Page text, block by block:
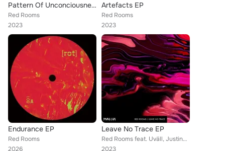
Pattern Of Unconciousness
Red Rooms
2023
Artefacts EP
Red Rooms
2023
Endurance EP
Red Rooms
2026
Leave No Trace EP
Red Rooms feat. Uväll, Justine Perry
2023